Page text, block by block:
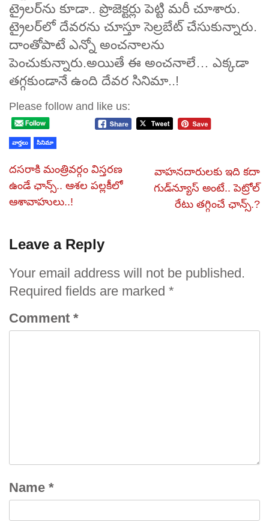
ట్రైలర్‌ను కూడా.. ప్రొజెక్టర్లు పెట్టి మరీ చూశారు.
ట్రైలర్‌లో దేవరను చూస్తూ సెల్రబేట్ చేసుకున్నారు.
దాంతోపాటే ఎన్నో అంచనాలను
పెంచుకున్నారు.అయితే ఈ అంచనాలే… ఎక్కడా
తగ్గకుండానే ఉంది దేవర సినిమా..!
Please follow and like us:
వార్తలు సినిమా
దసరాకి మంత్రివర్గం విస్తరణ
ఉండే ఛాన్స్.. ఆశల పల్లకీలో
ఆశావాహులు..!
వాహనదారులకు ఇది కదా
గుడ్‌న్యూస్ అంటే.. పెట్రోల్
రేటు తగ్గించే ఛాన్స్.?
Leave a Reply
Your email address will not be published.
Required fields are marked *
Comment *
Name *